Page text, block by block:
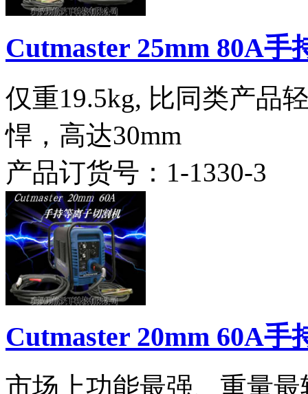
Cutmaster 25mm 80A手
仅重19.5kg, 比同类产品
悍，高达30mm
产品订货号： 1-1330-3
Cutmaster 20mm 60A手
市场上功能最强、重量